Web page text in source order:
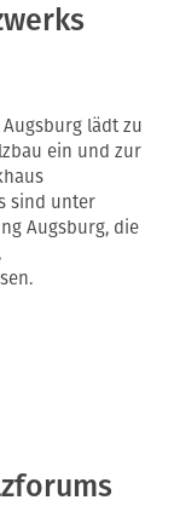
lädt zu
ein und zur
sind unter
Augsburg, die